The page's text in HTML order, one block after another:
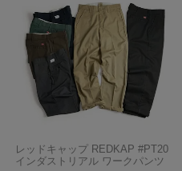
レッドキャップ REDKAP #PT20
インダストリアル ワークパンツ